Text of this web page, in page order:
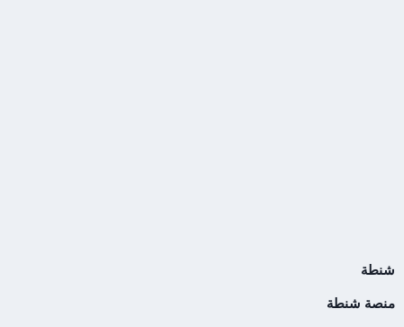
شنطة
منصة شنطة